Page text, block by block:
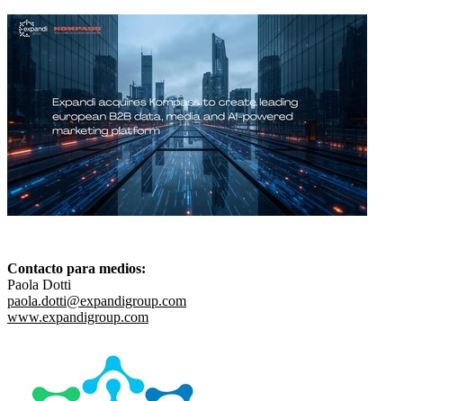
Contacto para medios:
Paola Dotti
paola.dotti@expandigroup.com
www.expandigroup.com